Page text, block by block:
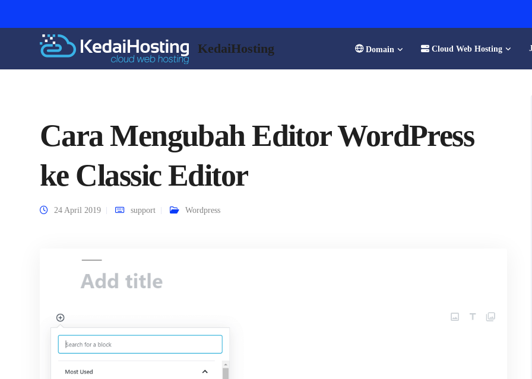
KedaiHosting Domain Cloud Web Hosting
Cara Mengubah Editor WordPress
ke Classic Editor
24 April 2019 support Wordpress